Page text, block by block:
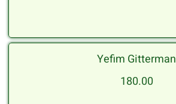
Yefim Gitterman
180.00